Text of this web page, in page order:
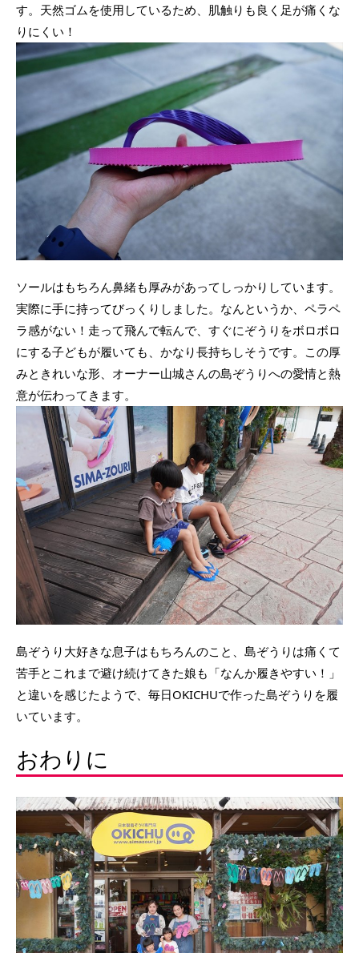
す。天然ゴムを使用しているため、肌触りも良く足が痛くな
りにくい！
ソールはもちろん鼻緒も厚みがあってしっかりしています。
実際に手に持ってびっくりしました。なんというか、ペラペ
ラ感がない！走って飛んで転んで、すぐにぞうりをボロボロ
にする子どもが履いても、かなり長持ちしそうです。この厚
みときれいな形、オーナー山城さんの島ぞうりへの愛情と熱
意が伝わってきます。
島ぞうり大好きな息子はもちろんのこと、島ぞうりは痛くて
苦手とこれまで避け続けてきた娘も「なんか履きやすい！」
と違いを感じたようで、毎日OKICHUで作った島ぞうりを履
いています。
おわりに